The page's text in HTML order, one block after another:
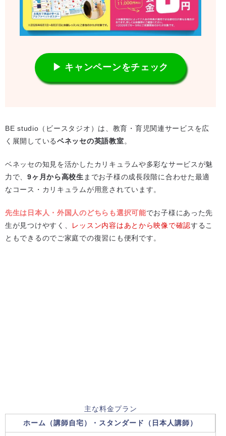
▶ キャンペーンをチェック
BE studio（ビースタジオ）は、教育・育児関連サービスを広
く展開しているベネッセの英語教室。
ベネッセの知見を活かしたカリキュラムや多彩なサービスが魅
力で、9ヶ月から高校生までお子様の成長段階に合わせた最適
なコース・カリキュラムが用意されています。
先生は日本人・外国人のどちらも選択可能でお子様にあった先
生が見つけやすく、 レッスン内容はあとから映像で確認するこ
ともできるのでご家庭での復習にも便利です。
主な料金プラン
ホーム（講師自宅）・スタンダード（日本人講師）